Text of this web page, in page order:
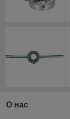
О нас